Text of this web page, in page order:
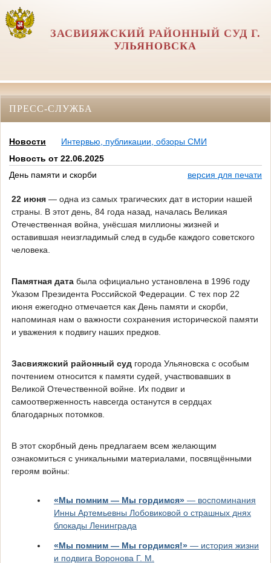
ЗАСВИЯЖСКИЙ РАЙОННЫЙ СУД Г.
УЛЬЯНОВСКА
ПРЕСС-СЛУЖБА
Новости
Интервью, публикации, обзоры СМИ
Новость от 22.06.2025
День памяти и скорби
версия для печати
22 июня— одна из самых трагических дат в истории нашей
страны. В этот день, 84 года назад, началась Великая
Отечественная война, унёсшая миллионы жизней и
оставившая неизгладимый след в судьбе каждого советского
человека.
Памятная датабыла официально установлена в 1996 году
Указом Президента Российской Федерации. С тех пор 22
июня ежегодно отмечается как День памяти и скорби,
напоминая нам о важности сохранения исторической памяти
и уважения к подвигу наших предков.
Засвияжский районный судгорода Ульяновска с особым
почтением относится к памяти судей, участвовавших в
Великой Отечественной войне. Их подвиг и
самоотверженность навсегда останутся в сердцах
благодарных потомков.
В этот скорбный день предлагаем всем желающим
ознакомиться с уникальными материалами, посвящёнными
героям войны:
«Мы помним — Мы гордимся» — воспоминания
Инны Артемьевны Лобовиковой о страшных днях
блокады Ленинграда
«Мы помним — Мы гордимся!» — история жизни
и подвига Воронова Г. М.